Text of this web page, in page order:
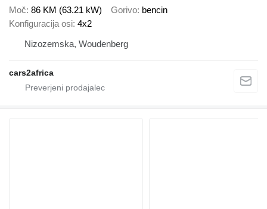
Moč 86 KM (63.21 kW) Gorivo bencin
Konfiguracija osi 4x2
Nizozemska, Woudenberg
cars2africa